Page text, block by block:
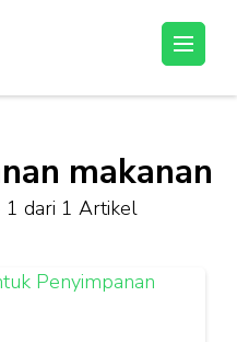
makanan
1 dari 1 Artikel